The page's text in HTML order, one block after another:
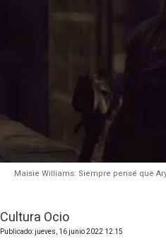
Maisie Williams: Siempre pensé que
Cultura Ocio
Publicado: jueves, 16 junio 2022 12:15